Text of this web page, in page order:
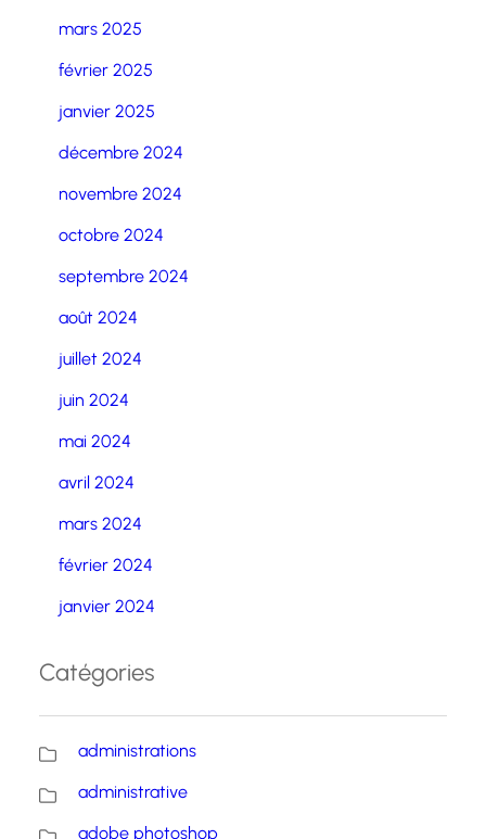
mars 2025
février 2025
janvier 2025
décembre 2024
novembre 2024
octobre 2024
septembre 2024
août 2024
juillet 2024
juin 2024
mai 2024
avril 2024
mars 2024
février 2024
janvier 2024
Catégories
administrations
administrative
adobe photoshop